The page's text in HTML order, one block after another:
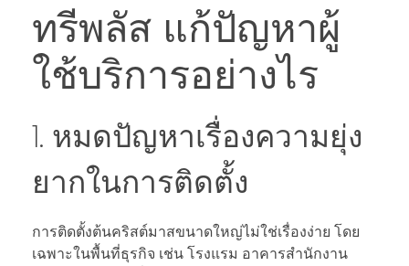
ทรีพลัส แก้ปัญหาผู้
ใช้บริการอย่างไร
1. หมดปัญหาเรื่องความยุ่ง
ยากในการติดตั้ง
การติดตั้งต้นคริสต์มาสขนาดใหญ่ไม่ใช่เรื่องง่าย โดย
เฉพาะในพื้นที่ธุรกิจ เช่น โรงแรม อาคารสำนักงาน